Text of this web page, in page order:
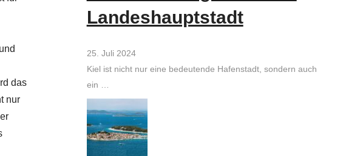
das
nur
Landeshauptstadt
25. Juli 2024
Kiel ist nicht nur eine bedeutende Hafenstadt, sondern auch
ein …